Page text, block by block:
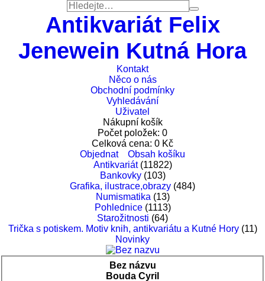
Antikvariát Felix
Jenewein Kutná Hora
Kontakt
Něco o nás
Obchodní podmínky
Vyhledávání
Uživatel
Nákupní košík
Počet položek: 0
Celková cena: 0 Kč
Objednat
Obsah košíku
Antikvariát(11822)
Bankovky(103)
Grafika, ilustrace,obrazy (484)
Numismatika (13)
Pohlednice(1113)
Starožitnosti (64)
Trička s potiskem. Motiv knih, antikvariátu a Kutné Hory(11)
Novinky
Bez názvu
Bouda Cyril